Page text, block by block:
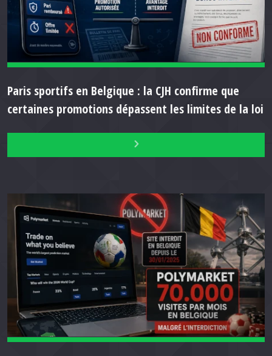
Paris sportifs en Belgique : la CJH confirme que
certaines promotions dépassent les limites de la loi